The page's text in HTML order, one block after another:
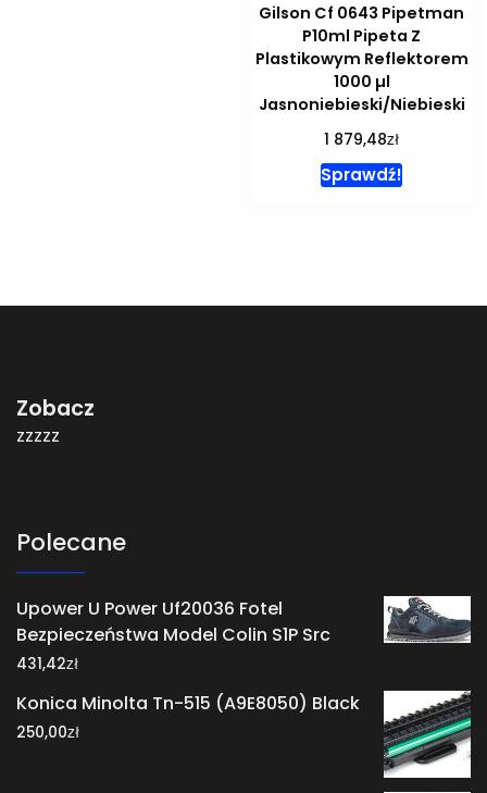
Gilson Cf 0643 Pipetman
P10ml Pipeta Z
Plastikowym Reflektorem
1000 µl
Jasnoniebieski/Niebieski
1 879,48zł
Sprawdź!
Zobacz
zzzzz
Polecane
Upower U Power Uf20036 Fotel
Bezpieczeństwa Model Colin S1P Src
431,42zł
Konica Minolta Tn-515 (A9E8050) Black
250,00zł